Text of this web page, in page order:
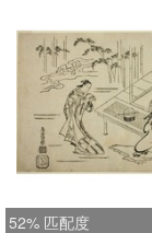
52% 匹配度